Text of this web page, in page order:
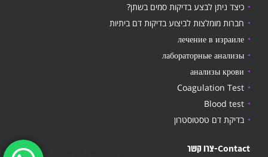
כיצד ניתן לבצע בדיקות סמים בשתן?
חברות מומלצות לביצוע בדיקות דם ביתיות
лечение в израиле
лабораторные анализы
анализы крови
Coagulation Test
Blood test
בדיקת דם טסטוסטרון
Contact-צרו קשר